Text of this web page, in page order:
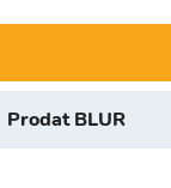
prodat BLUR